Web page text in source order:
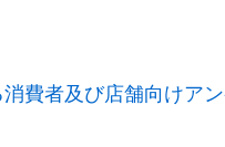
費者及び店舗向けア